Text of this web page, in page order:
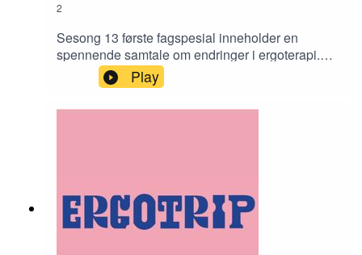
2
Sesong 13 første fagspesial inneholder en
spennende samtale om endringer i ergoterapi.
Ergotrip har med seg seniorrådgiver i
Ergoterapeutene, Vegard Horne, og inviterer inn
til en diskusjon som bør fortsette ute i den
Play